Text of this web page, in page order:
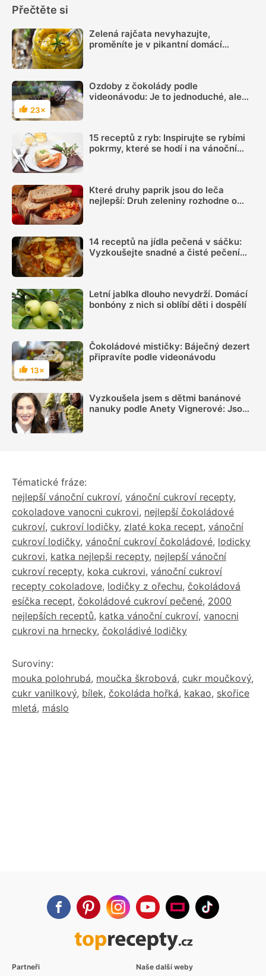
Přečtěte si
Zelená rajčata nevyhazujte,
proměníte je v pikantní domácí
Hodnocení
23×
Ozdoby z čokolády podle
videonávodu: Je to jednoduché, ale
15 receptů z ryb: Inspirujte se rybími
pokrmy, které se hodí i na vánoční
Které druhy paprik jsou do leča
nejlepší: Druh zeleniny rozhodne o
14 receptů na jídla pečená v sáčku:
Vyzkoušejte snadné a čisté pečení
Letní jablka dlouho nevydrží. Domácí
bonbóny z nich si oblíbí děti i dospělí
Hodnocení
13×
Čokoládové mističky: Báječný dezert
připravíte podle videonávodu
Vyzkoušela jsem s dětmi banánové
nanuky podle Anety Vignerové: Jsou
Tématické fráze:
nejlepší vánoční cukroví, vánoční cukroví recepty,
cokoladove vanocni cukrovi, nejlepší čokoládové
cukroví, cukroví lodičky, zlaté koka recept, vánoční
cukroví lodičky, vánoční cukroví čokoládové, lodicky
cukrovi, katka nejlepši recepty, nejlepší vánoční
cukroví recepty, koka cukrovi, vánoční cukroví
recepty cokoladove, lodičky z ořechu, čokoládová
esíčka recept, čokoládové cukroví pečené, 2000
nejlepších receptů, katka vánoční cukroví, vanocni
cukrovi na hrnecky, čokoládivé lodičky
Suroviny:
mouka polohrubá, moučka škrobová, cukr moučkový,
cukr vanilkový, bílek, čokoláda hořká, kakao, skořice
mletá, máslo
Partneři Naše další weby